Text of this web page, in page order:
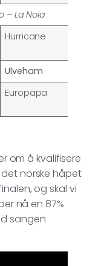
– La Noia
Hurricane
Ulveham
Europapa
om å kvalifisere
norske håpet
og skal vi
nå en 87%
sangen